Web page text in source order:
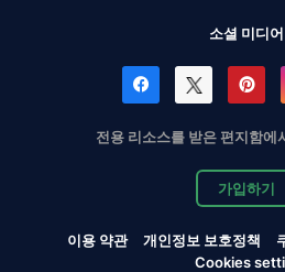
소셜 미디어
전용 리소스를 받은 편지함에
가입하기
이용 약관 개인정보 보호정책
Cookies